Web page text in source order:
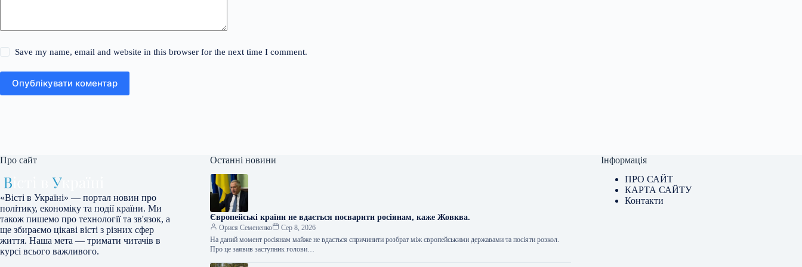
Save my name, email and website in this browser for the next time I comment.
Опублікувати коментар
Про сайт
«Вісті в Україні» — портал новин про
політику, економіку та події країни. Ми
також пишемо про технології та зв'язок, а
ще збираємо цікаві вісті з різних сфер
життя. Наша мета — тримати читачів в
курсі всього важливого.
Останні новини
Європейські країни не вдається посварити росіянам, каже Жовква.
Орися Семененко
Сер 8, 2026
На даний момент росіянам майже не вдається спричинити розбрат між європейськими державами та посіяти розкол.
Про це заявив заступник голови…
Інформація
ПРО САЙТ
КАРТА САЙТУ
Контакти